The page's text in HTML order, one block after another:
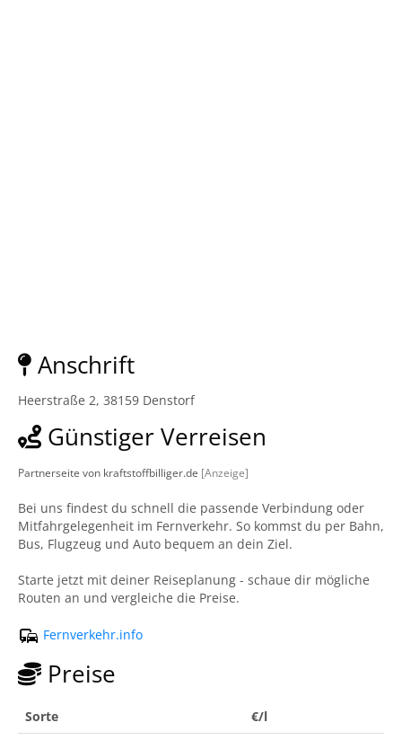
Anschrift
Heerstraße 2, 38159 Denstorf
Günstiger Verreisen
Partnerseite von kraftstoffbilliger.de [Anzeige]
Bei uns findest du schnell die passende Verbindung oder
Mitfahrgelegenheit im Fernverkehr. So kommst du per Bahn,
Bus, Flugzeug und Auto bequem an dein Ziel.
Starte jetzt mit deiner Reiseplanung - schaue dir mögliche
Routen an und vergleiche die Preise.
Fernverkehr.info
Preise
Sorte
€/l